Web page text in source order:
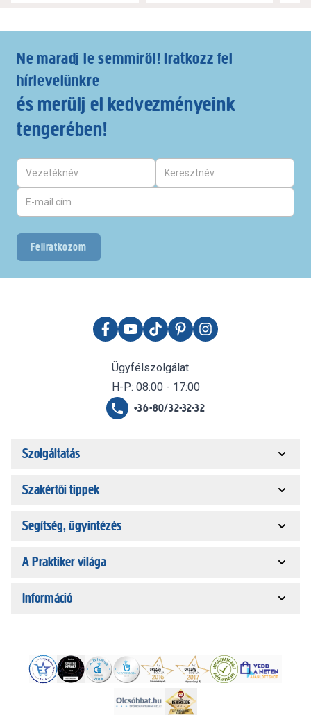
Ne maradj le semmiről! Iratkozz fel
hírlevelünkre
és merülj el kedvezményeink
tengerében!
Feliratkozom
Ügyfélszolgálat
H-P: 08:00 - 17:00
+36-80/32-32-32
Szolgáltatás
Szakértői tippek
Segítség, ügyintézés
A Praktiker világa
Információ